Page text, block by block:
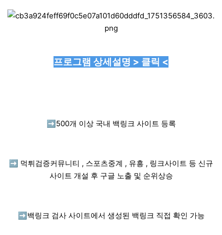
프로그램 상세설명 > 클릭 <
➡️ 500개 이상 국내 백링크 사이트 등록
➡️ 먹튀검증커뮤니티 , 스포츠중계 , 유흥 , 링크사이트 등 신규
사이트 개설 후 구글 노출 및 순위상승
➡️ 백링크 검사 사이트에서 생성된 백링크 직접 확인 가능